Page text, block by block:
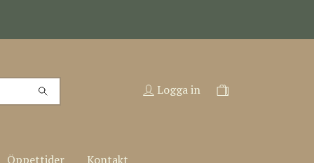
Logga in
Öppettider Kontakt